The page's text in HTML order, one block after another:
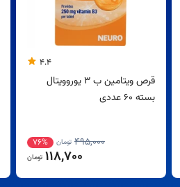
4.4
قرص ویتامین ب 3 یوروویتال
بسته 60 عددی
495,000 تومان 76%
118,700 تومان